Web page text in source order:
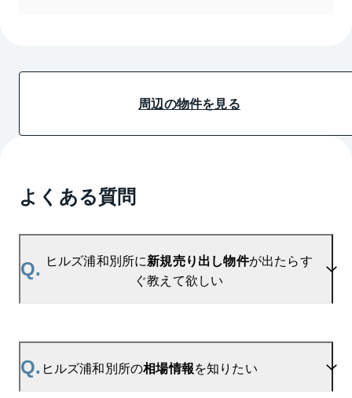
周辺の物件を見る
よくある質問
Q. ヒルズ浦和別所に新規売り出し物件が出たらす
ぐ教えて欲しい
A.当サイトには、「売り出されたら教えて」リクエス
ト機能がございます。お気に入りのマンションをご
Q. ヒルズ浦和別所の相場情報を知りたい